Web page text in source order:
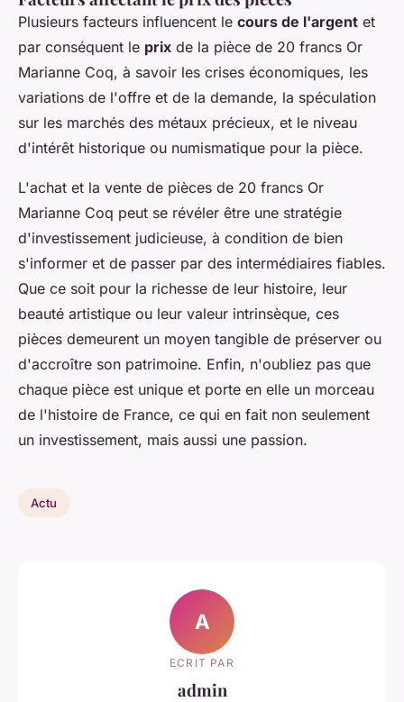
Plusieurs facteurs influencent le cours de l'argent et
par conséquent le prix de la pièce de 20 francs Or
Marianne Coq, à savoir les crises économiques, les
variations de l'offre et de la demande, la spéculation
sur les marchés des métaux précieux, et le niveau
d'intérêt historique ou numismatique pour la pièce.
L'achat et la vente de pièces de 20 francs Or
Marianne Coq peut se révéler être une stratégie
d'investissement judicieuse, à condition de bien
s'informer et de passer par des intermédiaires fiables.
Que ce soit pour la richesse de leur histoire, leur
beauté artistique ou leur valeur intrinsèque, ces
pièces demeurent un moyen tangible de préserver ou
d'accroître son patrimoine. Enfin, n'oubliez pas que
chaque pièce est unique et porte en elle un morceau
de l'histoire de France, ce qui en fait non seulement
un investissement, mais aussi une passion.
Actu
A
ECRIT PAR
admin